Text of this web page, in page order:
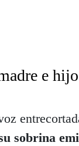
e
sobrina